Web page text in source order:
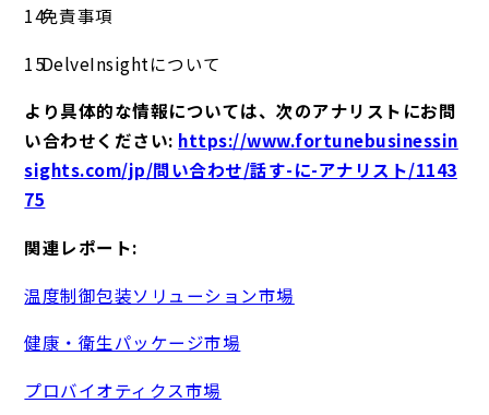
免責事項
DelveInsightについて
より具体的な情報については、次のアナリストにお問
い合わせください: https://www.fortunebusinessin
sights.com/jp/問い合わせ/話す-に-アナリスト/1143
75
関連レポート:
温度制御包装ソリューション市場
健康・衛生パッケージ市場
プロバイオティクス市場